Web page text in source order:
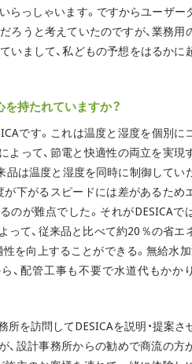
らっしゃいます。ですからユーザー
ろうと考えていたのですが、業務用
いまして、私どもの予想をはるかに
持たれていますか？
です。これは温度と湿度を個別に
よって、節電と快適性の両立を実現
品は温度と湿度を同時に制御してい
が下がるスピードには差があるため
のが難点でした。それがDESICAで
って、従来品と比べて約20％の省エ
性を向上することができる。無給水加
、配管工事も不要で水道代もかか
所を訪問してDESICAを説明・提案さ
、設計事務所からの勧めで商流の方